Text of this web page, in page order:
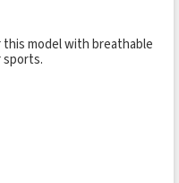
model with breathable